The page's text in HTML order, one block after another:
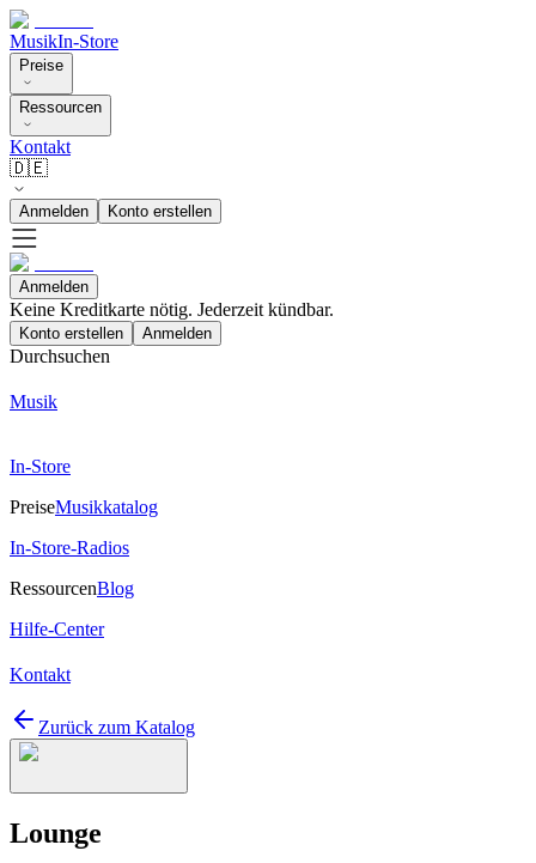
MusikIn-Store
Preise
Ressourcen
Kontakt
🇩🇪
Anmelden Konto erstellen
Anmelden
Keine Kreditkarte nötig. Jederzeit kündbar.
Konto erstellen Anmelden
Durchsuchen
Musik
In-Store
PreiseMusikkatalog
In-Store-Radios
RessourcenBlog
Hilfe-Center
Kontakt
Zurück zum Katalog
Lounge